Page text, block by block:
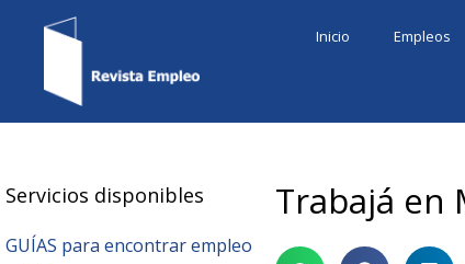
Inicio Empleos
Servicios disponibles
GUÍAS para encontrar empleo
Trabajá en